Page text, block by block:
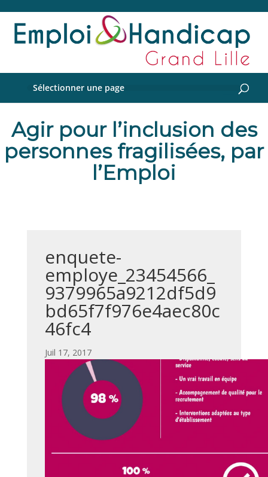
Sélectionner une page
Agir pour l’inclusion des
personnes fragilisées, par
l’Emploi
enquete-
employe_23454566_
9379965a9212df5d9
bd65f7f976e4aec80c
46fc4
par|
Juil 17, 2017